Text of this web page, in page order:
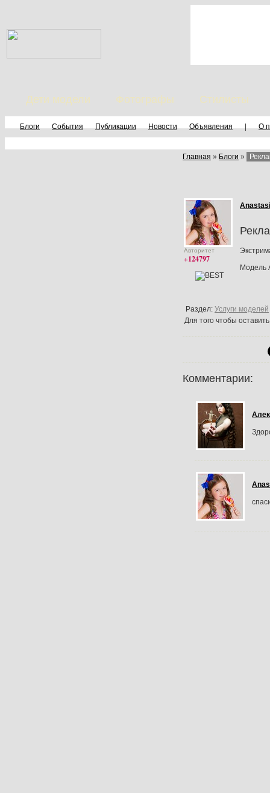
Дети модели Фотографы Стилисты
Блоги События Публикации Новости Объявления | О
Главная » Блоги »
Авторитет
+124797
Модель
Раздел: Услуги моделей
Для того чтобы
Комментарии: